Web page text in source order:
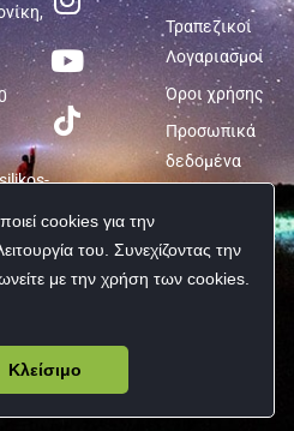
cookies για την
του. Συνεχίζοντας την
με την χρήση των cookies.
Κλείσιμο
Τραπεζικοί
Λογαριασμοί
Όροι χρήσης
Προσωπικά
δεδομένα
Import | All rights reserved